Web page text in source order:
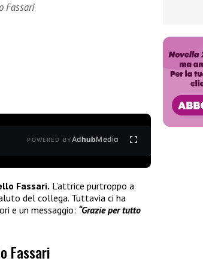
Fassari
POWERED BYAdhubMedia
Fassari. L’attrice purtroppo a
del collega. Tuttavia ci ha
e un messaggio: “Grazie per tutto
Fassari